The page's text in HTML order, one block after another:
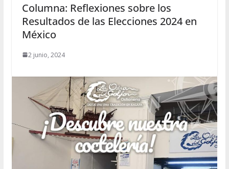
Columna: Reflexiones sobre los
Resultados de las Elecciones 2024 en
México
2 junio, 2024